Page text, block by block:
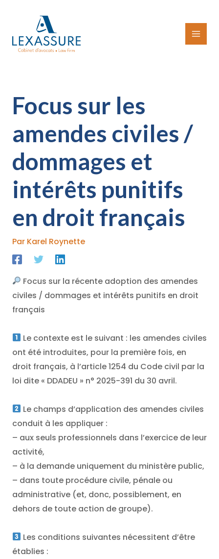
contenu
Focus sur les
amendes civiles /
dommages et
intérêts punitifs
en droit français
Par Karel Roynette
Focus sur la récente adoption des amendes
civiles / dommages et intérêts punitifs en droit
français
Le contexte est le suivant : les amendes civiles
ont été introduites, pour la première fois, en
droit français, à l’article 1254 du Code civil par la
loi dite « DDADEU » n° 2025-391 du 30 avril.
Le champs d’application des amendes civiles
conduit à les appliquer :
– aux seuls professionnels dans l’exercice de leur
activité,
– à la demande uniquement du ministère public,
– dans toute procédure civile, pénale ou
administrative (et, donc, possiblement, en
dehors de toute action de groupe).
Les conditions suivantes nécessitent d’être
établies :